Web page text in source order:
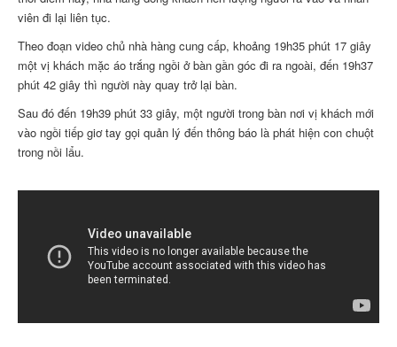
viên đi lại liên tục.
Theo đoạn video chủ nhà hàng cung cấp, khoảng 19h35 phút 17 giây
một vị khách mặc áo trắng ngồi ở bàn gần góc đi ra ngoài, đến 19h37
phút 42 giây thì người này quay trở lại bàn.
Sau đó đến 19h39 phút 33 giây, một người trong bàn nơi vị khách mới
vào ngồi tiếp giơ tay gọi quản lý đến thông báo là phát hiện con chuột
trong nồi lẩu.